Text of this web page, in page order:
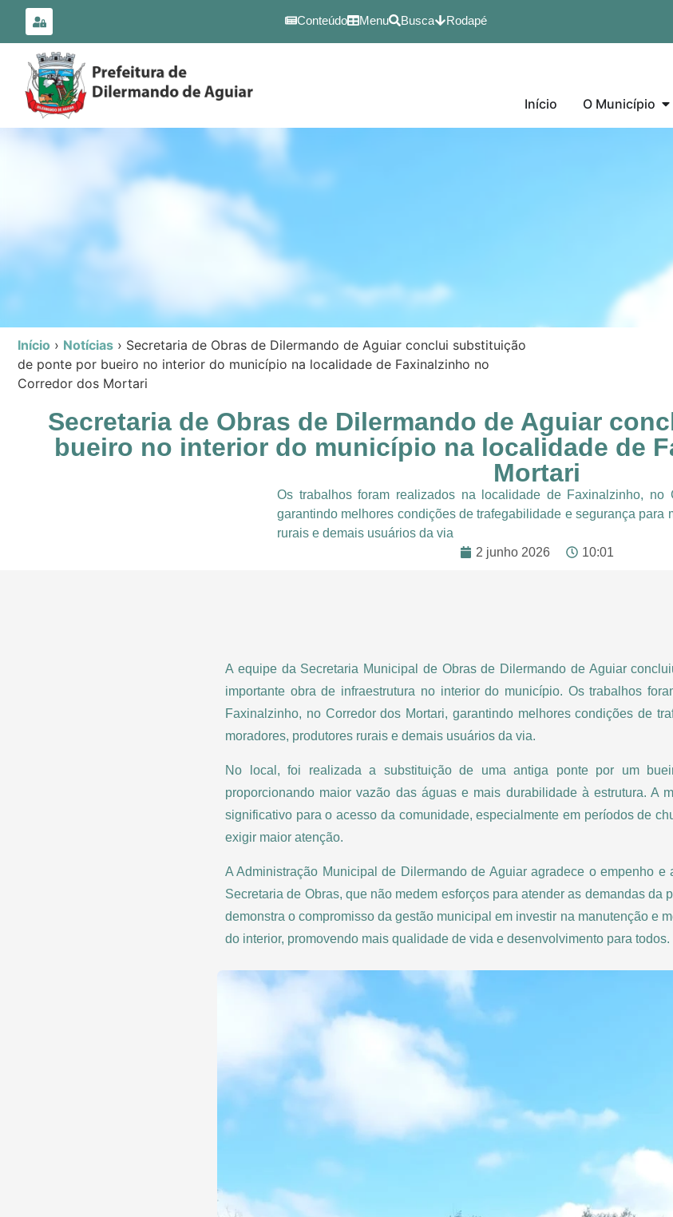
conteúdo
Conteúdo Menu Busca Rodapé
Início O Município
Início › Notícias › Secretaria de Obras de Dilermando de Aguiar conclui substituição
de ponte por bueiro no interior do município na localidade de Faxinalzinho no
Corredor dos Mortari
Secretaria de Obras de Dilermando de Aguiar
bueiro no interior do município na localidade de
Mortari
Os trabalhos foram realizados na localidade de Faxinalzinho, no
garantindo melhores condições de trafegabilidade e segurança para
rurais e demais usuários da via
2 junho 2026
10:01
A equipe da Secretaria Municipal de Obras de Dilermando de Aguiar
importante obra de infraestrutura no interior do município. Os trabalhos
Faxinalzinho, no Corredor dos Mortari, garantindo melhores condições de
moradores, produtores rurais e demais usuários da via.
No local, foi realizada a substituição de uma antiga ponte por um
proporcionando maior vazão das águas e mais durabilidade à estrutura. A
significativo para o acesso da comunidade, especialmente em períodos de
exigir maior atenção.
A Administração Municipal de Dilermando de Aguiar agradece o empenho e
Secretaria de Obras, que não medem esforços para atender as demandas da
demonstra o compromisso da gestão municipal em investir na manutenção e
do interior, promovendo mais qualidade de vida e desenvolvimento para todos.